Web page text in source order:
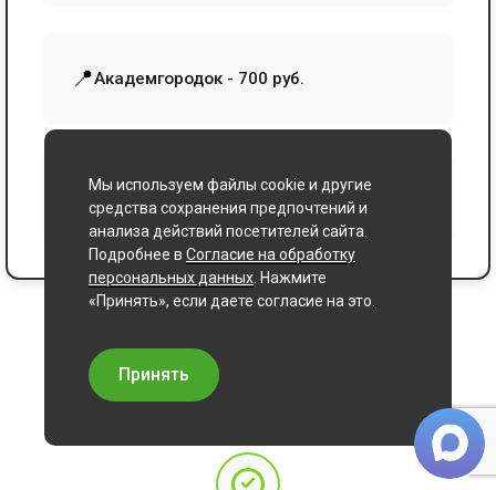
📍Академгородок - 700 руб.
📍Бердск - 1100 руб.
Как заказать цветы
Простой процесс заказа букета с доставкой
Мы используем файлы cookie и другие
средства сохранения предпочтений и
анализа действий посетителей сайта.
Подробнее в Согласие на обработку
персональных данных . Нажмите
«Принять», если даете согласие на это.
Принять